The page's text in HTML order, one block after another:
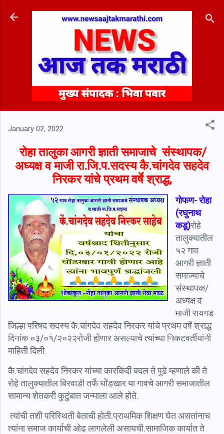
Skip to main content
January 02, 2022
रोहा तालुका आगरी ज्ञाती समाजाचे संस्थापक/
अध्यक्ष व माजी रा.जि.प.सदस्य कै.चांगदेव सहदेव
निरकर यांचे प्रथम वर्षे श्राद्ध,
गोफण- रोहा
(रघुनाथ
कडू)रोहे
तालुक्यातील
५२ गाव
आगरी ज्ञाती
समाज्याचे
संस्थापक/
अध्यक्ष व
माजी रायगड
जिल्हा परिषद सदस्य कै.चांगदेव सहदेव निरकर यांचे प्रथम वर्षे श्राद्ध
दिनांक ०३/०१/२०२२रोजी होणार असल्याचे त्यांच्या निकटवर्तीयांनी
माहिती दिली.
कै.चांगदेव सहदेव निरकर यांच्या कारकिर्दी बदल ते पुढे म्हणाले की ते
रोहे तालुक्यातील बिरवाडी तर्फे धोंडखार या गावचे आगरी समाजातील
सामान्य शेतकरी कुटुंबात जन्माला आले होते.
त्यांची तशी परिस्थिती बेताची होती.प्राथमिक शिक्षण घेत असतांनाच
त्यांना समाज कार्याची ओढ लागलेली असायची.सामाजिक कार्यात ते